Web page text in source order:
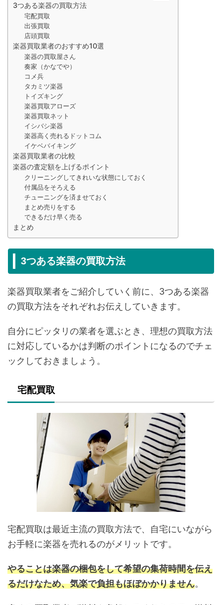
3つある楽器の買取方法
宅配買取
出張買取
店頭買取
楽器買取業者のおすすめ10選
楽器の買取屋さん
奏家（かなでや）
コメ兵
タカミツ楽器
トイズキング
楽器買取アローズ
楽器買取ネット
イシバシ楽器
楽器高く売れるドットコム
イケベバイキング
楽器買取業者の比較
楽器の査定額を上げるポイント
クリーニングしてきれいな状態にしておく
付属品をそろえる
チューニングを済ませておく
まとめ売りをする
できるだけ早く売る
まとめ
3つある楽器の買取方法
楽器買取業者をご紹介していく前に、3つある楽器
の買取方法をそれぞれお伝えしていきます。
自分にピッタリの業者を選ぶとき、理想の買取方法
に対応しているかは判断のポイントになるのでチェ
ックしておきましょう。
宅配買取
宅配買取は最近主流の買取方法で、自宅にいながら
お手軽に楽器を売れるのがメリットです。
やることは楽器の梱包をして希望の集荷時間を伝え
るだけなため、気楽で負担もほぼかかりません。